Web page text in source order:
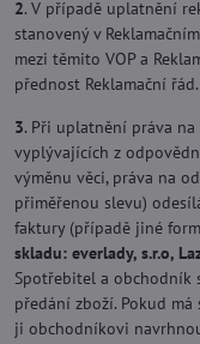
2. V případě uplatnění
stanovený v
mezi těmito VOP a
přednost Reklamační řád.
3. Při uplatnění práva
vyplývajících z
výměnu věci, práva na
přiměřenou slevu)
faktury (případě jiné
skladu: everlady, s.r.o,
Spotřebitel a obchodník
předání zboží. Pokud
ji obchodníkovi